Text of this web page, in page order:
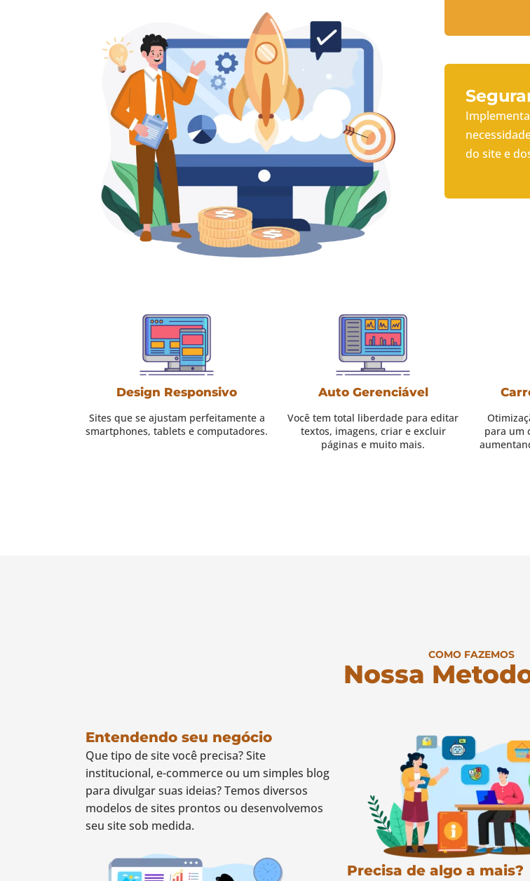
do site e
Design Responsivo
Sites que se ajustam perfeitamente a
smartphones, tablets e computadores.
Auto Gerenciável
Você tem total liberdade para editar
textos, imagens, criar e excluir
páginas e muito mais.
para um
COMO FAZEMOS
Nossa
Entendendo seu negócio
Que tipo de site você precisa? Site
institucional, e-commerce ou um simples blog
para divulgar suas ideias? Temos diversos
modelos de sites prontos ou desenvolvemos
seu site sob medida.
Precisa de algo a mais?